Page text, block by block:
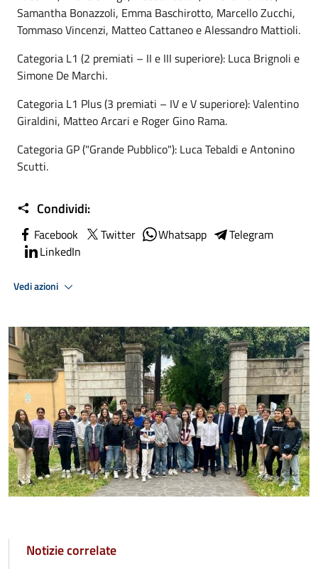
Samantha Bonazzoli, Emma Baschirotto, Marcello Zucchi,
Tommaso Vincenzi, Matteo Cattaneo e Alessandro Mattioli.
Categoria L1 (2 premiati – II e III superiore): Luca Brignoli e
Simone De Marchi.
Categoria L1 Plus (3 premiati – IV e V superiore): Valentino
Giraldini, Matteo Arcari e Roger Gino Rama.
Categoria GP ("Grande Pubblico"): Luca Tebaldi e Antonino
Scutti.
Condividi:
Facebook Twitter Whatsapp
Telegram
LinkedIn
Vedi azioni
Notizie correlate